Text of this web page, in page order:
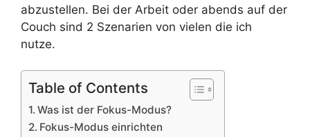
abzustellen. Bei der Arbeit oder abends auf der
Couch sind 2 Szenarien von vielen die ich
nutze.
Table of Contents
Was ist der Fokus-Modus?
Fokus-Modus einrichten